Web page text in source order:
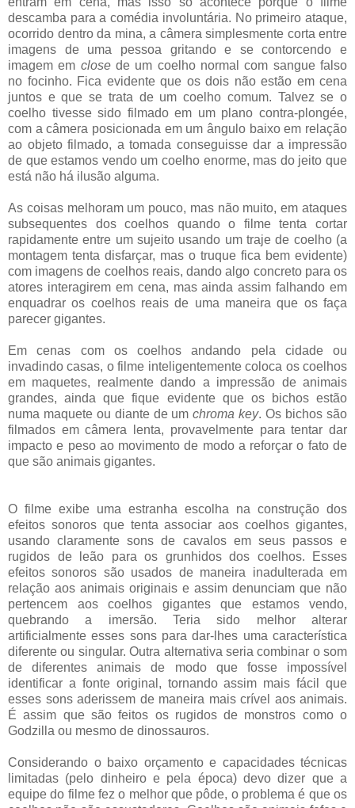
descamba para a comédia involuntária. No primeiro ataque,
ocorrido dentro da mina, a câmera simplesmente corta entre
imagens de uma pessoa gritando e se contorcendo e
imagem em closede um coelho normal com sangue falso
no focinho. Fica evidente que os dois não estão em cena
juntos e que se trata de um coelho comum. Talvez se o
coelho tivesse sido filmado em um plano contra-plongée,
com a câmera posicionada em um ângulo baixo em relação
ao objeto filmado, a tomada conseguisse dar a impressão
de que estamos vendo um coelho enorme, mas do jeito que
está não há ilusão alguma.
As coisas melhoram um pouco, mas não muito, em ataques
subsequentes dos coelhos quando o filme tenta cortar
rapidamente entre um sujeito usando um traje de coelho (a
montagem tenta disfarçar, mas o truque fica bem evidente)
com imagens de coelhos reais, dando algo concreto para os
atores interagirem em cena, mas ainda assim falhando em
enquadrar os coelhos reais de uma maneira que os faça
parecer gigantes.
Em cenas com os coelhos andando pela cidade ou
invadindo casas, o filme inteligentemente coloca os coelhos
em maquetes, realmente dando a impressão de animais
grandes, ainda que fique evidente que os bichos estão
numa maquete ou diante de umchroma key. Os bichos são
filmados em câmera lenta, provavelmente para tentar dar
impacto e peso ao movimento de modo a reforçar o fato de
que são animais gigantes.
O filme exibe uma estranha escolha na construção dos
efeitos sonoros que tenta associar aos coelhos gigantes,
usando claramente sons de cavalos em seus passos e
rugidos de leão para os grunhidos dos coelhos. Esses
efeitos sonoros são usados de maneira inadulterada em
relação aos animais originais e assim denunciam que não
pertencem aos coelhos gigantes que estamos vendo,
quebrando a imersão. Teria sido melhor alterar
artificialmente esses sons para dar-lhes uma característica
diferente ou singular. Outra alternativa seria combinar o som
de diferentes animais de modo que fosse impossível
identificar a fonte original, tornando assim mais fácil que
esses sons aderissem de maneira mais crível aos animais.
É assim que são feitos os rugidos de monstros como o
Godzilla ou mesmo de dinossauros.
Considerando o baixo orçamento e capacidades técnicas
limitadas (pelo dinheiro e pela época) devo dizer que a
equipe do filme fez o melhor que pôde, o problema é que os